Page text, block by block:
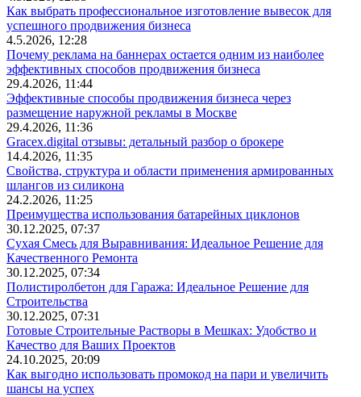
Как выбрать профессиональное изготовление вывесок для
успешного продвижения бизнеса
4.5.2026, 12:28
Почему реклама на баннерах остается одним из наиболее
эффективных способов продвижения бизнеса
29.4.2026, 11:44
Эффективные способы продвижения бизнеса через
размещение наружной рекламы в Москве
29.4.2026, 11:36
Gracex.digital отзывы: детальный разбор о брокере
14.4.2026, 11:35
Свойства, структура и области применения армированных
шлангов из силикона
24.2.2026, 11:25
Преимущества использования батарейных циклонов
30.12.2025, 07:37
Сухая Смесь для Выравнивания: Идеальное Решение для
Качественного Ремонта
30.12.2025, 07:34
Полистиролбетон для Гаража: Идеальное Решение для
Строительства
30.12.2025, 07:31
Готовые Строительные Растворы в Мешках: Удобство и
Качество для Ваших Проектов
24.10.2025, 20:09
Как выгодно использовать промокод на пари и увеличить
шансы на успех